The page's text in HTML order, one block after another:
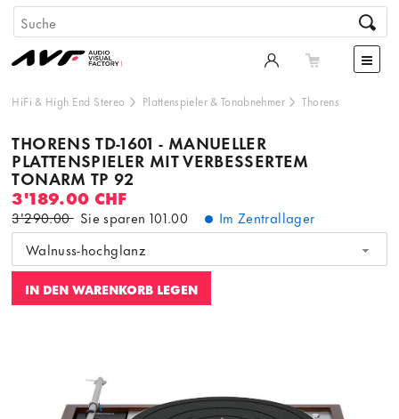
HiFi & High End Stereo Plattenspieler & Tonabnehmer Thorens
THORENS TD-1601 - MANUELLER
PLATTENSPIELER MIT VERBESSERTEM
TONARM TP 92
3'189.00 CHF
3'290.00 Sie sparen 101.00
Im Zentrallager
Walnuss-hochglanz
IN DEN WARENKORB LEGEN